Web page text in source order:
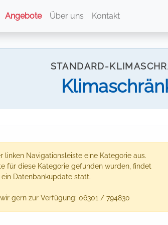
Angebote Über uns Kontakt
STANDARD-
linken Navigationsleiste eine Kategorie aus.
für diese Kategorie gefunden wurden, findet
Datenbankupdate statt.
gern zur Verfügung: 06301 / 794830